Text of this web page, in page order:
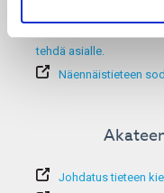
Tieteen
tehdä asialle.
Näennäistieteen
Johdatus tieteen